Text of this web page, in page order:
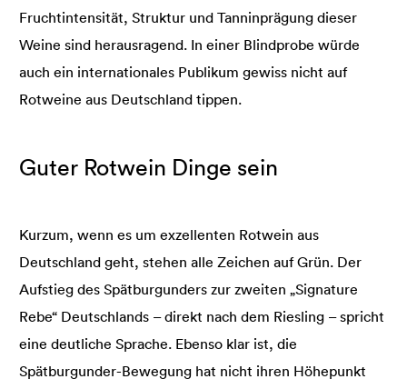
Fruchtintensität, Struktur und Tanninprägung dieser
Weine sind herausragend. In einer Blindprobe würde
auch ein internationales Publikum gewiss nicht auf
Rotweine aus Deutschland tippen.
Guter Rotwein Dinge sein
Kurzum, wenn es um exzellenten Rotwein aus
Deutschland geht, stehen alle Zeichen auf Grün. Der
Aufstieg des Spätburgunders zur zweiten „Signature
Rebe“ Deutschlands – direkt nach dem Riesling – spricht
eine deutliche Sprache. Ebenso klar ist, die
Spätburgunder-Bewegung hat nicht ihren Höhepunkt